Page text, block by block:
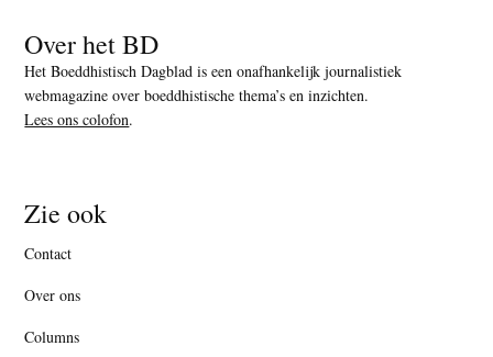
Over het BD
Het Boeddhistisch Dagblad is een onafhankelijk journalistiek
webmagazine over boeddhistische thema’s en inzichten.
Lees ons colofon.
Zie ook
Contact
Over ons
Columns